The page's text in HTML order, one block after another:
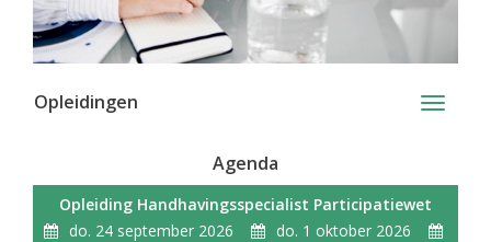
Toggle
Opleidingen
Agenda
Opleiding Handhavingsspecialist Participatiewet
do. 24 september 2026
do. 1 oktober 2026